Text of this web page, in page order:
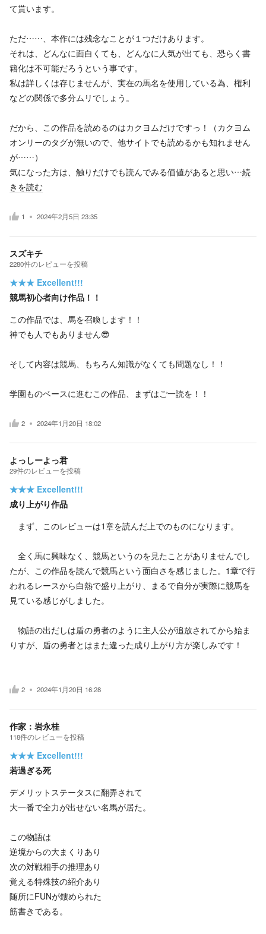
て貰います。
ただ……、本作には残念なことが１つだけあります。
それは、どんなに面白くても、どんなに人気が出ても、恐らく書
籍化は不可能だろうという事です。
私は詳しくは存じませんが、実在の馬名を使用している為、権利
などの関係で多分ムリでしょう。
だから、この作品を読めるのはカクヨムだけですっ！（カクヨム
オンリーのタグが無いので、他サイトでも読めるかも知れません
が……）
気になった方は、触りだけでも読んでみる価値があると思い…続
きを読む
1 2024年2月5日 23:35
スズキチ
2280件のレビューを投稿
★★★ Excellent!!!
競馬初心者向け作品！！
この作品では、馬を召喚します！！
神でも人でもありません😎
そして内容は競馬、もちろん知識がなくても問題なし！！
学園ものベースに進むこの作品、まずはご一読を！！
2 2024年1月20日 18:02
よっしーよっ君
29件のレビューを投稿
★★★ Excellent!!!
成り上がり作品
まず、このレビューは1章を読んだ上でのものになります。
全く馬に興味なく、競馬というのを見たことがありませんでし
たが、この作品を読んで競馬という面白さを感じました。1章で行
われるレースから白熱で盛り上がり、まるで自分が実際に競馬を
見ている感じがしました。
物語の出だしは盾の勇者のように主人公が追放されてから始ま
りすが、盾の勇者とはまた違った成り上がり方が楽しみです！
2 2024年1月20日 16:28
作家：岩永桂
118件のレビューを投稿
★★★ Excellent!!!
若過ぎる死
デメリットステータスに翻弄されて
大一番で全力が出せない名馬が居た。
この物語は
逆境からの大まくりあり
次の対戦相手の推理あり
覚える特殊技の紹介あり
随所にFUNが鏤められた
筋書きである。